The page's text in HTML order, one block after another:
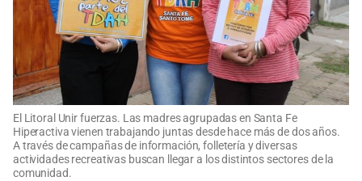
El Litoral Unir fuerzas. Las madres agrupadas en Santa Fe
Hiperactiva vienen trabajando juntas desde hace más de dos años.
A través de campañas de información, folletería y diversas
actividades recreativas buscan llegar a los distintos sectores de la
comunidad.